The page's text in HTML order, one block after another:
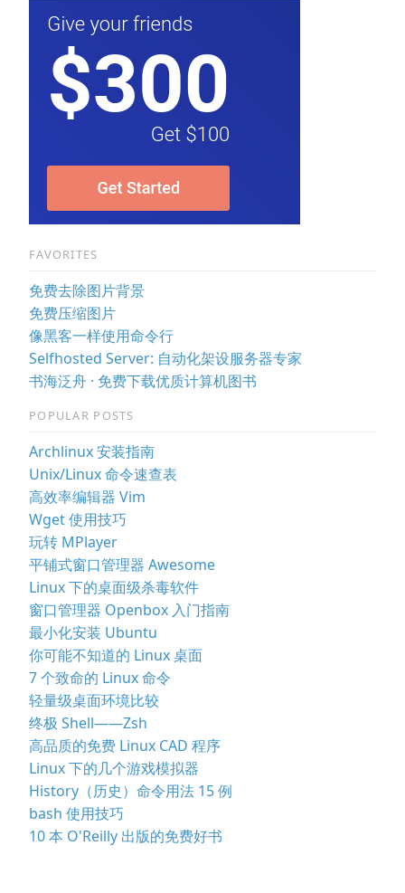
FAVORITES
免费去除图片背景
免费压缩图片
像黑客一样使用命令行
Selfhosted Server: 自动化架设服务器专家
书海泛舟 · 免费下载优质计算机图书
POPULAR POSTS
Archlinux 安装指南
Unix/Linux 命令速查表
高效率编辑器 Vim
Wget 使用技巧
玩转 MPlayer
平铺式窗口管理器 Awesome
Linux 下的桌面级杀毒软件
窗口管理器 Openbox 入门指南
最小化安装 Ubuntu
你可能不知道的 Linux 桌面
7 个致命的 Linux 命令
轻量级桌面环境比较
终极 Shell——Zsh
高品质的免费 Linux CAD 程序
Linux 下的几个游戏模拟器
History（历史）命令用法 15 例
bash 使用技巧
10 本 O'Reilly 出版的免费好书